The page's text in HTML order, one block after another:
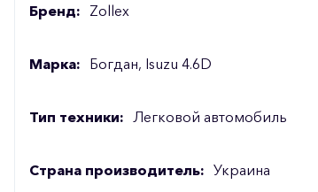
Бренд: Zollex
Марка: Богдан, Isuzu 4.6D
Тип техники: Легковой автомобиль
Страна производитель: Украина